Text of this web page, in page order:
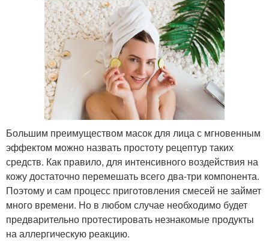
Большим преимуществом масок для лица с мгновенным
эффектом можно назвать простоту рецептур таких
средств. Как правило, для интенсивного воздействия на
кожу достаточно перемешать всего два-три компонента.
Поэтому и сам процесс приготовления смесей не займет
много времени. Но в любом случае необходимо будет
предварительно протестировать незнакомые продукты
на аллергическую реакцию.